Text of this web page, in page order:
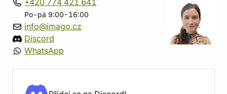
+420 774 421 641
Po-pá 9:00-16:00
info@imago.cz
Discord
WhatsApp